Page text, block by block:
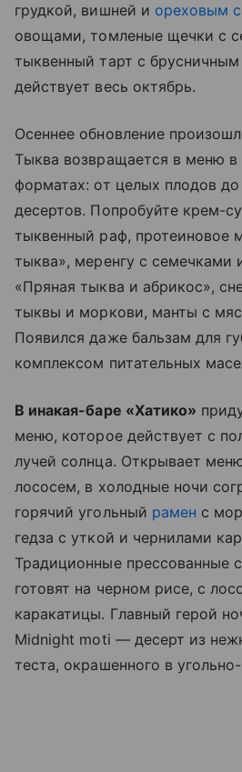
грудкой, вишней и ореховым
овощами, томленые щечки с
тыквенный тарт с
действует весь октябрь.
Осеннее обновление
Тыква возвращается в меню
форматах: от целых плодов
десертов. Попробуйте крем-
тыквенный раф, протеиновое
тыква», меренгу с семечками
«Пряная тыква и абрикос»,
тыквы и моркови, манты с
Появился даже бальзам для
комплексом питательных
В инакая-баре «Хатико»
меню, которое действует с
лучей солнца. Открывает
лососем, в холодные ночи
горячий угольный рамен с
гедза с уткой и чернилами
Традиционные прессованные
готовят на черном рисе, с
каракатицы. Главный герой
Midnight moti — десерт из
теста, окрашенного в